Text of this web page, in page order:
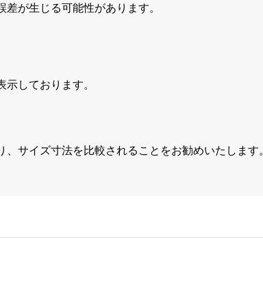
が生じる可能性があります。
しております。
サイズ寸法を比較されることをお勧めいたします